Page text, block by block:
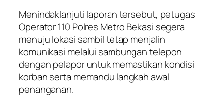
Menindaklanjuti laporan tersebut, petugas
Operator 110 Polres Metro Bekasi segera
menuju lokasi sambil tetap menjalin
komunikasi melalui sambungan telepon
dengan pelapor untuk memastikan kondisi
korban serta memandu langkah awal
penanganan.